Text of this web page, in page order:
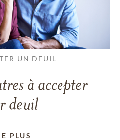
UN DEUIL
à accepter
deuil
PLUS